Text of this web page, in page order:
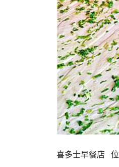
喜多士早餐店 位